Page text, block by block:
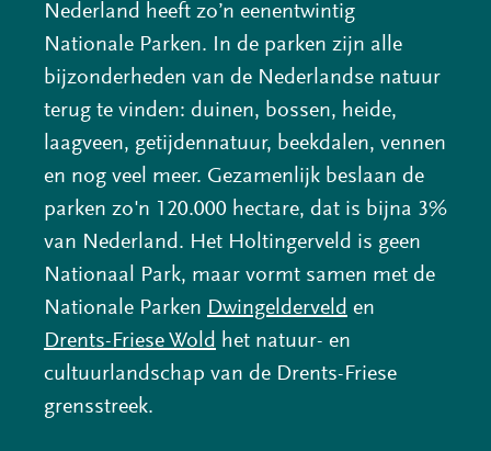
n
o
p
F
a
c
e
b
o
o
k
(opent
n
o
p
L
i
n
k
e
d
I
n
(opent
o
p
X
(opent
in
nieuw
venster)
(verwijst
andere
Nederland heeft zo’n eenentwintig
Nationale Parken. In de parken zijn alle
bijzonderheden van de Nederlandse natuur
terug te vinden: duinen, bossen, heide,
laagveen, getijdennatuur, beekdalen, vennen
en nog veel meer. Gezamenlijk beslaan de
parken zo'n 120.000 hectare, dat is bijna 3%
van Nederland. Het Holtingerveld is geen
Nationaal Park, maar vormt samen met de
Nationale Parken Dwingelderveld (opent
in
nieuw
en
Drents-Friese Wold (opent
in
het natuur- en
cultuurlandschap van de Drents-Friese
grensstreek.